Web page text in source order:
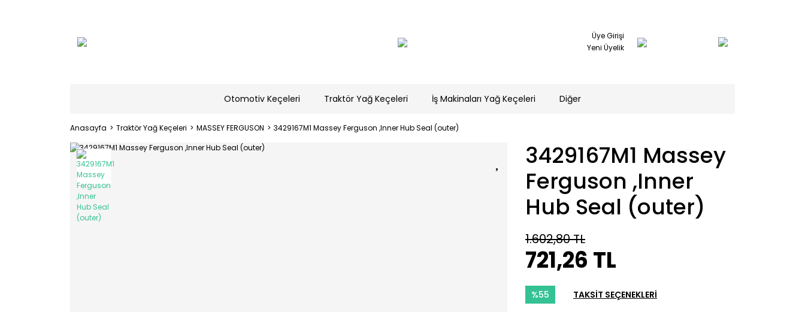
Üye Girişi
Yeni Üyelik
Otomotiv Keçeleri Traktör Yağ Keçeleri İş Makinaları Yağ Keçeleri Diğer
Anasayfa Traktör Yağ Keçeleri MASSEY FERGUSON 3429167M1 Massey Ferguson ,Inner Hub Seal (outer)
3429167M1 Massey
Ferguson ,Inner
Hub Seal (outer)
1.602,80 TL
721,26 TL
%55 TAKSİT SEÇENEKLERİ